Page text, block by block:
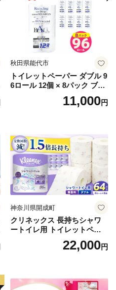
秋田県能代市
トイレットペーパー ダブル 9
6ロール 12個 × 8パック ブラ
ンカ 再生紙 100％ 芯あり 日
用品 消耗品 無香料 生活用品
11,000円
神奈川県開成町
クリネックス 長持ちシャワ
ートイレ用 トイレットペー
パー（ダブル）64ロール(8ロ
ール×8パック) 開成町 トイレ
蓄 防災 エコ 消耗品 生活雑貨
生活用品 無香料 トイレット
22,000円